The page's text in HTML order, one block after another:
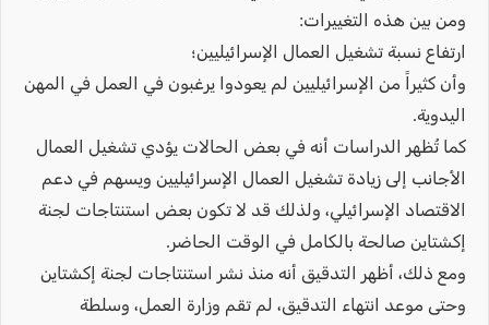
ومن بين هذه التغييرات:
ارتفاع نسبة تشغيل العمال الإسرائيليين؛
وأن كثيراً من الإسرائيليين لم يعودوا يرغبون في العمل في المهن
اليدوية.
كما تُظهر الدراسات أنه في بعض الحالات يؤدي تشغيل العمال
الأجانب إلى زيادة تشغيل العمال الإسرائيليين ويسهم في دعم
الاقتصاد الإسرائيلي، ولذلك قد لا تكون بعض استنتاجات لجنة
إكشتاين صالحة بالكامل في الوقت الحاضر.
ومع ذلك، أظهر التدقيق أنه منذ نشر استنتاجات لجنة إكشتاين
وحتى موعد انتهاء التدقيق، لم تقم وزارة العمل، وسلطة